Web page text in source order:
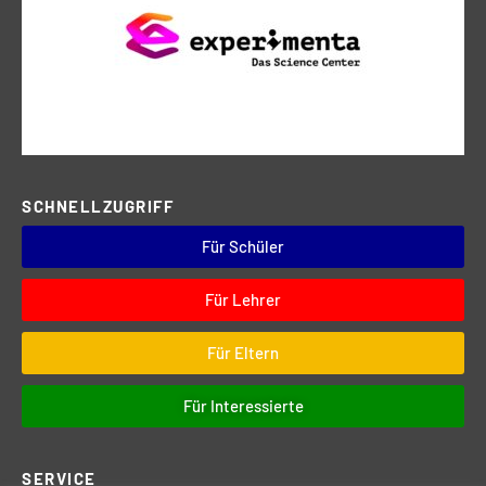
SCHNELLZUGRIFF
Für Schüler
Für Lehrer
Für Eltern
Für Interessierte
SERVICE